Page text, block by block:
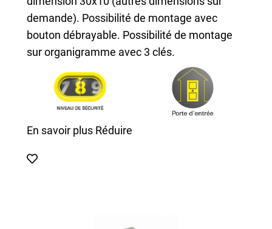
demande). Possibilité de montage avec
bouton débrayable. Possibilité de montage
sur organigramme avec 3 clés.
En savoir plus Réduire